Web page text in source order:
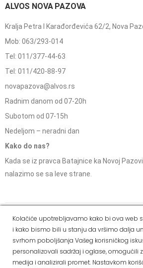
ALVOS NOVA PAZOVA
Kralja Petra I Karađorđevića 62/2, Nova
Mob: 063/293-014
Tel: 011/377-44-63
Tel: 011/420-88-97
novapazova@alvos.rs
Radnim danom od 07-20h
Subotom od 07-15h
Nedeljom – neradni dan
Kako do nas?
Kada se iz pravca Batajnice ka Novoj
nalazimo se sa leve strane.
Dostava i
način
plaćanja
Politika
privatnosti
Kako
kupiti
Social Media
Kolačiće upotrebljavamo kako bi ova web
i kako bismo bili u stanju da vršimo dalja
svrhom poboljšanja Vašeg korisničkog
personalizovali sadržaj i oglase, omogućili
medija i analizirali promet. Nastavkom